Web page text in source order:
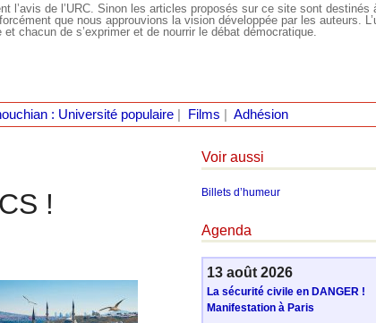
l’avis de l’URC. Sinon les articles proposés sur ce site sont destinés
que nous approuvions la vision développée par les auteurs.
chacun de s’exprimer et de nourrir le débat démocratique.
: Université populaire| Films Adhésion
!
Voir aussi
Billets d’humeur
Agenda
13 août 2026
La sécurité civile en DANGER !
Manifestation à Paris